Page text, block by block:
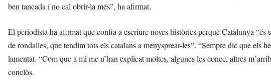
ben tancada i no cal obrir-la més”, ha afirmat.
El periodista ha afirmat que confia a escriure noves històries perquè Catalunya “és
de rondalles, que tendim tots els catalans a menysprear-les”. “Sempre dic que els
lamentat. “Com que a mi me n’han explicat moltes, algunes les conec, altres
conclòs.